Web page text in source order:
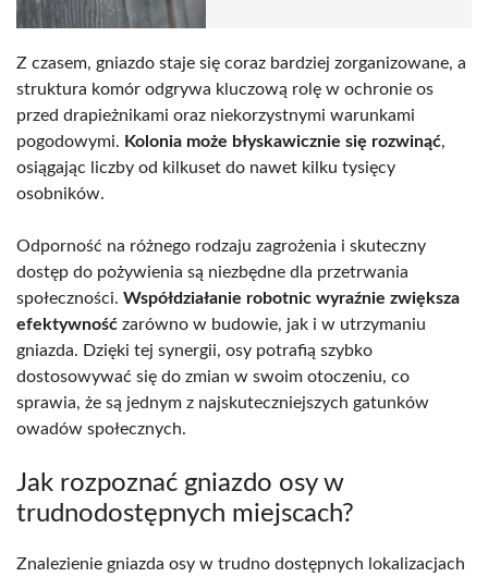
Z czasem, gniazdo staje się coraz bardziej zorganizowane, a
struktura komór odgrywa kluczową rolę w ochronie os
przed drapieżnikami oraz niekorzystnymi warunkami
pogodowymi. Kolonia może błyskawicznie się rozwinąć,
osiągając liczby od kilkuset do nawet kilku tysięcy
osobników.
Odporność na różnego rodzaju zagrożenia i skuteczny
dostęp do pożywienia są niezbędne dla przetrwania
społeczności. Współdziałanie robotnic wyraźnie zwiększa
efektywność zarówno w budowie, jak i w utrzymaniu
gniazda. Dzięki tej synergii, osy potrafią szybko
dostosowywać się do zmian w swoim otoczeniu, co
sprawia, że są jednym z najskuteczniejszych gatunków
owadów społecznych.
Jak rozpoznać gniazdo osy w
trudnodostępnych miejscach?
Znalezienie gniazda osy w trudno dostępnych lokalizacjach